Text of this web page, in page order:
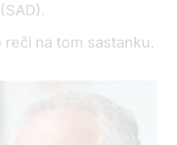
reči na tom sastanku.